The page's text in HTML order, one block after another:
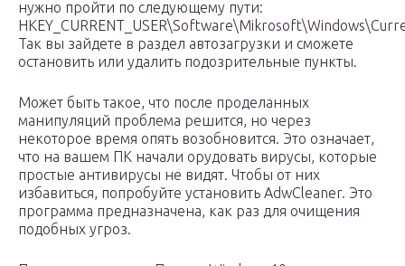
нужно пройти по следующему пути:
Так вы зайдете в раздел автозагрузки и сможете
остановить или удалить подозрительные пункты.
Может быть такое, что после проделанных
манипуляций проблема решится, но через
некоторое время опять возобновится. Это означает,
что на вашем ПК начали орудовать вирусы, которые
простые антивирусы не видят. Чтобы от них
избавиться, попробуйте установить AdwCleaner. Это
программа предназначена, как раз для очищения
подобных угроз.